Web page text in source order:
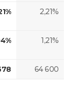
2,21%
1,21%
64 600